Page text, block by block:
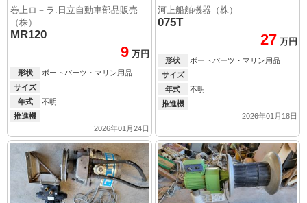
巻上ロ－ラ.日立自動車部品販売
（株）
MR120
9 万円
形状
ボートパーツ・マリン用品
サイズ
年式
不明
推進機
2026年01月24日
河上船舶機器（株）
075T
27 万円
形状
ボートパーツ・マリン用品
サイズ
年式
不明
推進機
2026年01月18日